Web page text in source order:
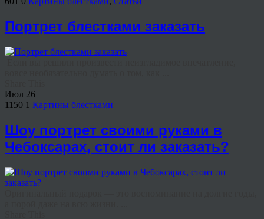
Портрет блестками заказать
Июл 26
1150 1 Картины блестками
Шоу портрет своими руками в
Чебоксарах, стоит ли заказать?